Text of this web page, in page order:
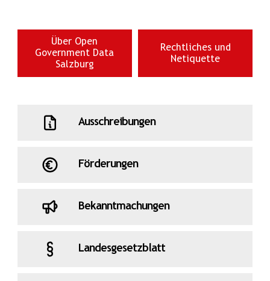
Über Open
Government Data
Salzburg
Rechtliches und
Netiquette
Ausschreibungen
Förderungen
Bekanntmachungen
Landesgesetzblatt